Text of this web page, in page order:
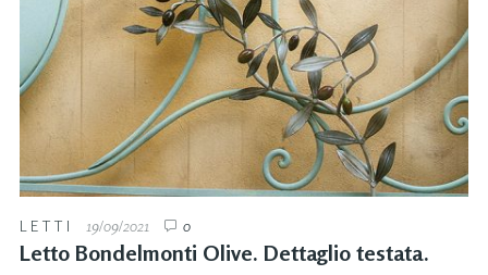
LETTI 19/09/2021 0
Letto Bondelmonti Olive. Dettaglio testata.